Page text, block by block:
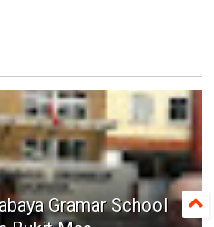
Gramar School